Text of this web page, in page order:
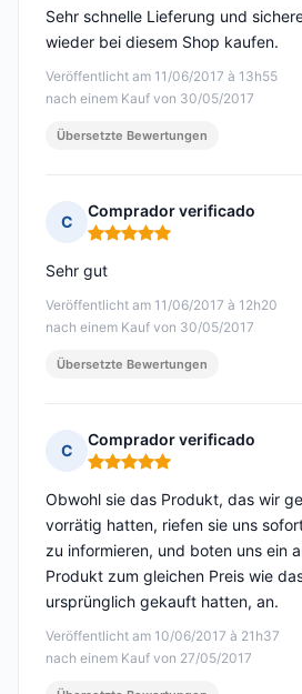
Veröffentlicht am 11/06/2017 à 13h55
nach einem Kauf von 30/05/2017
Sehr schnelle Lieferung und
wieder bei diesem Shop kaufen.
Übersetzte Bewertungen
C
Comprador verificado
Hinweis: 5 von 5
Veröffentlicht am 11/06/2017 à 12h20
nach einem Kauf von 30/05/2017
Sehr gut
Übersetzte Bewertungen
C
Comprador verificado
Hinweis: 5 von 5
Veröffentlicht am 10/06/2017 à 21h37
nach einem Kauf von 27/05/2017
Obwohl sie das Produkt, das wir
vorrätig hatten, riefen sie uns
zu informieren, und boten uns ein
Produkt zum gleichen Preis wie
ursprünglich gekauft hatten, an.